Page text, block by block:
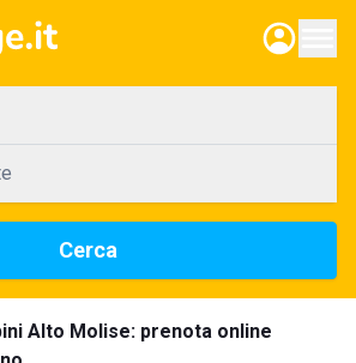
Cerca
Alto Molise: prenota online